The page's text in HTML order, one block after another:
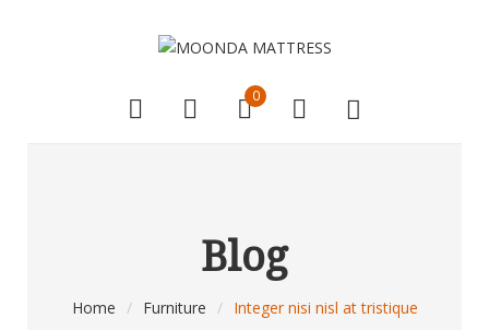
0
Blog
Home / Furniture / Integer nisi nisl at tristique